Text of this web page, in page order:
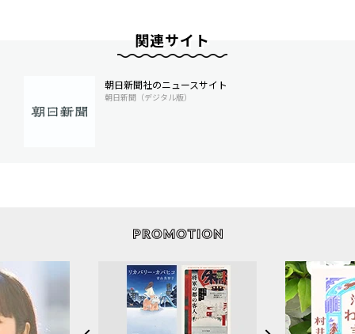
関連サイト
朝日新聞社のニュースサイト
朝日新聞（デジタル版）